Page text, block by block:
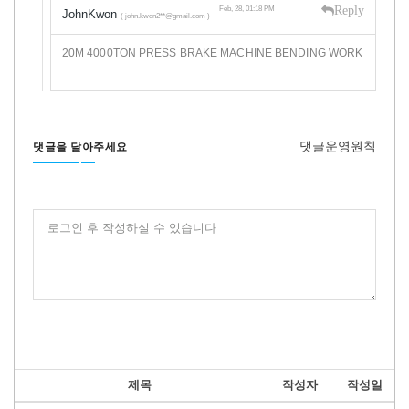
JohnKwon ( john.kwon2**@gmail.com )
Feb, 28, 01:18 PM Reply
20M 4000TON PRESS BRAKE MACHINE BENDING WORK
댓글을 달아주세요 댓글운영원칙
로그인 후 작성하실 수 있습니다
제목 작성자 작성일